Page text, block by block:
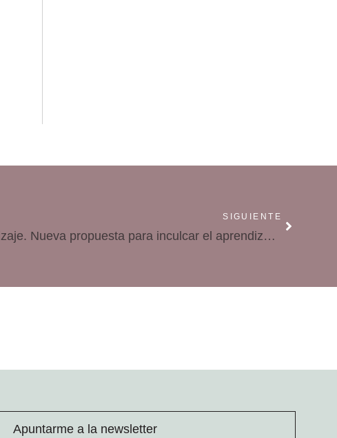
SIGUIENTE
Situaciones de aprendizaje. Nueva propuesta para inculcar el aprendizaje práctico
Apuntarme a la newsletter